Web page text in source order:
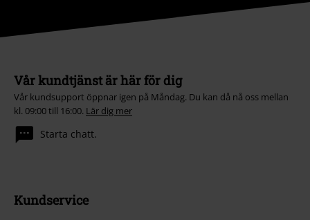
Vår kundtjänst är här för dig
Vår kundsupport öppnar igen på Måndag. Du kan då nå oss mellan
kl. 09:00 till 16:00. Lär dig mer
Starta chatt.
Kundservice